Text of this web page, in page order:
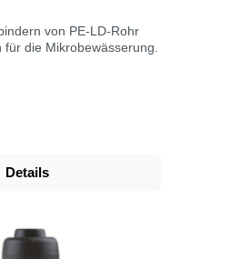
von PE-LD-Rohr
die Mikrobewässerung.
Details